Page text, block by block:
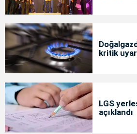
kritik
LGS
açıklandı